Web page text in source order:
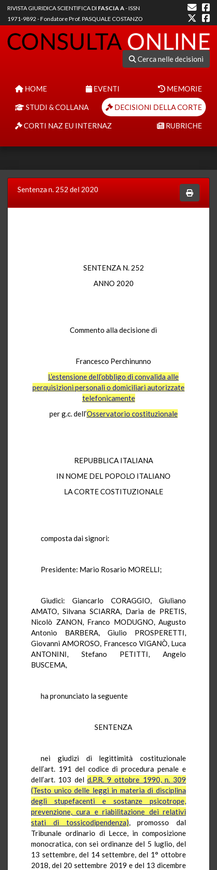
RIVISTA GIURIDICA SCIENTIFICA DI FASCIA A- ISSN
1971-9892 - Fondatore Prof. PASQUALE COSTANZO
Cerca nelle decisioni
HOME EVENTI MEMORIE
STUDI & COLLANA DECISIONI DELLA CORTE
CORTI NAZ EU INTERNAZ RUBRICHE
Sentenza n. 252 del 2020
SENTENZA N. 252
ANNO 2020
Commento alla decisione di
Francesco Perchinunno
L’estensione dell’obbligo di convalida alle
perquisizioni personali o domiciliari autorizzate
telefonicamente
per g.c. dell’Osservatorio costituzionale
REPUBBLICA ITALIANA
IN NOME DEL POPOLO ITALIANO
LA CORTE COSTITUZIONALE
composta dai signori:
Presidente: Mario Rosario MORELLI;
Giudici: Giancarlo CORAGGIO, Giuliano
AMATO, Silvana SCIARRA, Daria de PRETIS,
Nicolò ZANON, Franco MODUGNO, Augusto
Antonio BARBERA, Giulio PROSPERETTI,
Giovanni AMOROSO, Francesco VIGANÒ, Luca
ANTONINI, Stefano PETITTI, Angelo
BUSCEMA,
ha pronunciato la seguente
SENTENZA
nei giudizi di legittimità costituzionale
dell’art. 191 del codice di procedura penale e
dell’art. 103 del d.P.R. 9 ottobre 1990, n. 309
(Testo unico delle leggi in materia di disciplina
degli stupefacenti e sostanze psicotrope,
prevenzione, cura e riabilitazione dei relativi
stati di tossicodipendenza), promosso dal
Tribunale ordinario di Lecce, in composizione
monocratica, con sei ordinanze del 5 luglio, del
13 settembre, del 14 settembre, del 1° ottobre
2018, del 20 settembre 2019 e del 13 dicembre